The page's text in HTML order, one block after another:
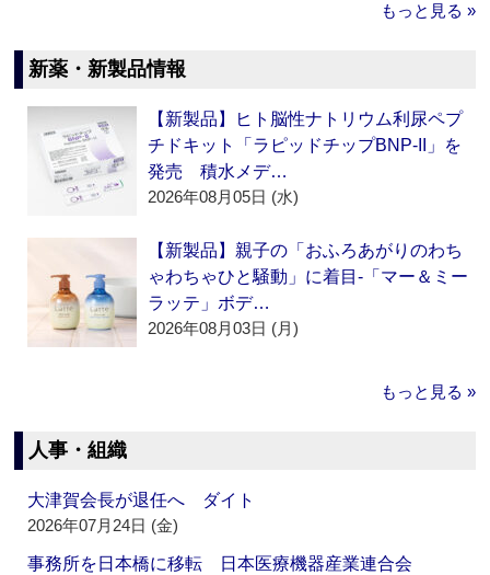
もっと見る »
新薬・新製品情報
【新製品】ヒト脳性ナトリウム利尿ペプ
チドキット「ラピッドチップBNP-II」を
発売 積水メデ…
2026年08月05日 (水)
【新製品】親子の「おふろあがりのわち
ゃわちゃひと騒動」に着目‐「マー＆ミー
ラッテ」ボデ…
2026年08月03日 (月)
もっと見る »
人事・組織
大津賀会長が退任へ ダイト
2026年07月24日 (金)
事務所を日本橋に移転 日本医療機器産業連合会